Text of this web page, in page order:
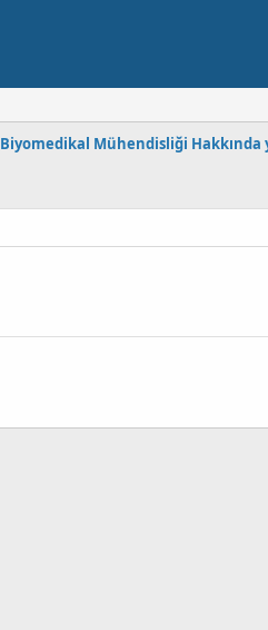
Biyomedikal Mühendisliği